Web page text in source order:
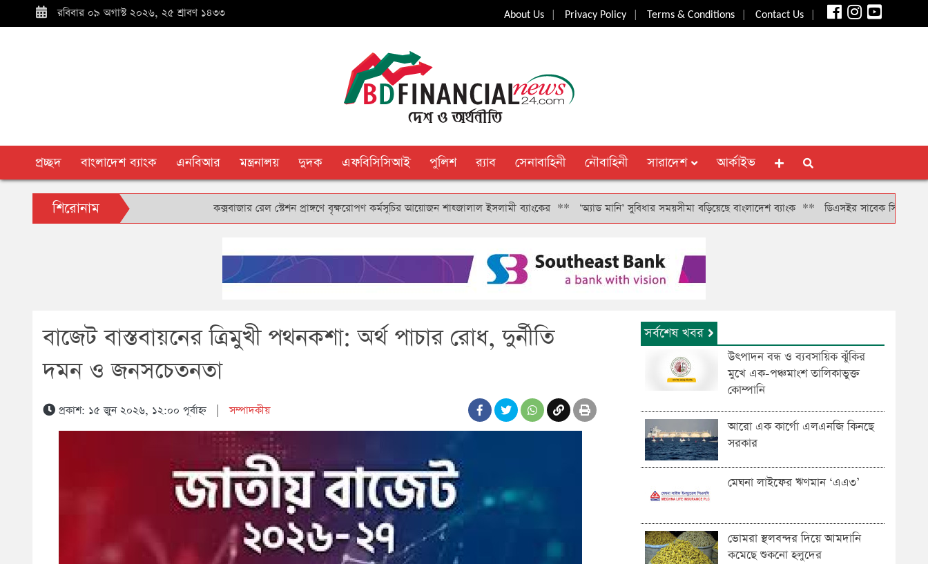
রবিবার ০৯ অগাস্ট ২০২৬, ২৫ শ্রাবণ ১৪৩৩ About Us| Privacy Policy| Terms & Conditions| Contact Us|
প্রচ্ছদ বাংলাদেশ ব্যাংক এনবিআর মন্ত্রনালয় দুদক এফবিসিসিআই পুলিশ র‍্যাব সেনাবাহিনী নৌবাহিনী সারাদেশ আর্কাইভ
শিরোনাম কক্সবাজার রেল স্টেশন প্রাঙ্গণে বৃক্ষরোপণ কর্মসূচির আয়োজন শাহ্জালাল ইসলামী ব্যাংকের**‘অ্যাড মানি’ সুবিধার সময়সীমা বড়িয়েছে বাংলাদেশ ব্যাংক** ডিএসইর সাবেক সিআরও খাইরুল
বাজেট বাস্তবায়নের ত্রিমুখী পথনকশা: অর্থ পাচার রোধ, দুর্নীতি
দমন ও জনসচেতনতা
প্রকাশ: ১৫ জুন ২০২৬, ১২:০০ পূর্বাহ্ন|সম্পাদকীয়
সর্বশেষ খবর
উৎপাদন বন্ধ ও ব্যবসায়িক ঝুঁকির
মুখে এক-পঞ্চমাংশ তালিকাভুক্ত
কোম্পানি
আরো এক কার্গো এলএনজি কিনছে
সরকার
মেঘনা লাইফের ঋণমান ‘‌এএ৩’
ভোমরা স্থলবন্দ‌র দিয়ে আমদা‌নি
ক‌মে‌ছে শুকনো হলুদের